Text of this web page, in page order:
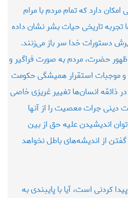
دارد که تمام مردم با مرام
تجربه تاریخی حیات بشر نشان داده
دستورات خدا سر باز می‌زنند.
حضرت، مردم به صورت فراگیر و
و موجبات استقرار همیشگی حکومت
در ذائقه انسان‌ها تغییر غریزی خاصی
دینی جرات معصیت را از آنها
اندیشیدن علیه حق از بین
از اندیشه‌های باطل نخواهد
کردنی است، آیا با پایبندی به